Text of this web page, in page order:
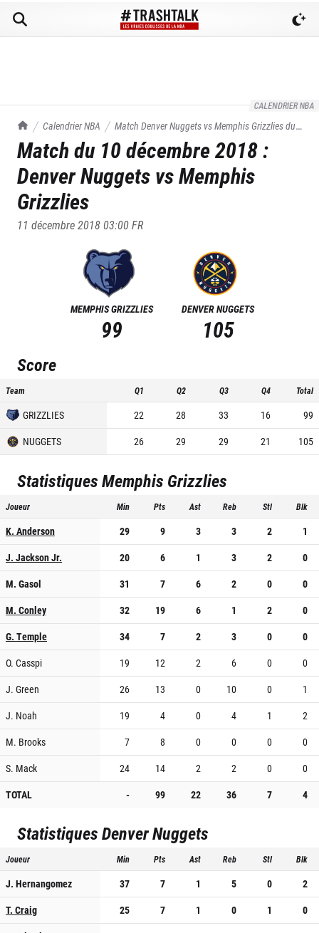
CALENDRIER NBA
TrashTalk Actu NBA
Calendrier NBA Match Denver Nuggets vsMemphis Grizzliesdu
10/12/2018
Match du 10 décembre 2018:
Denver Nuggets vsMemphis
Grizzlies
11 décembre 2018 03:00FR
MEMPHIS GRIZZLIES
99
DENVER NUGGETS
105
Score
Team Q1 Q2 Q3 Q4 Total
GRIZZLIES 22 28 33 16
99
NUGGETS
26 29 29 21 105
StatistiquesMemphis Grizzlies
Joueur Min Pts Ast Reb Stl Blk
K. Anderson 29 9 3 3 2
1
J. Jackson Jr.
20 6 1 3 2
0
M. Gasol
31 7 6 2 0
0
M. Conley
32 19 6 1 2
0
G. Temple
34 7 2 3 0
0
O. Casspi
19 12 2 6 0
0
J. Green
26 13 0 10 0
1
J. Noah
19 4 0 4 1
2
M. Brooks
7 8 0 0 0
0
S. Mack
24 14 2 2 0
0
TOTAL
- 99 22 36 7 4
StatistiquesDenver Nuggets
Joueur Min Pts Ast Reb Stl Blk
J. Hernangomez 37 7 1 5 0
2
T. Craig
25 7 1 0 1
0